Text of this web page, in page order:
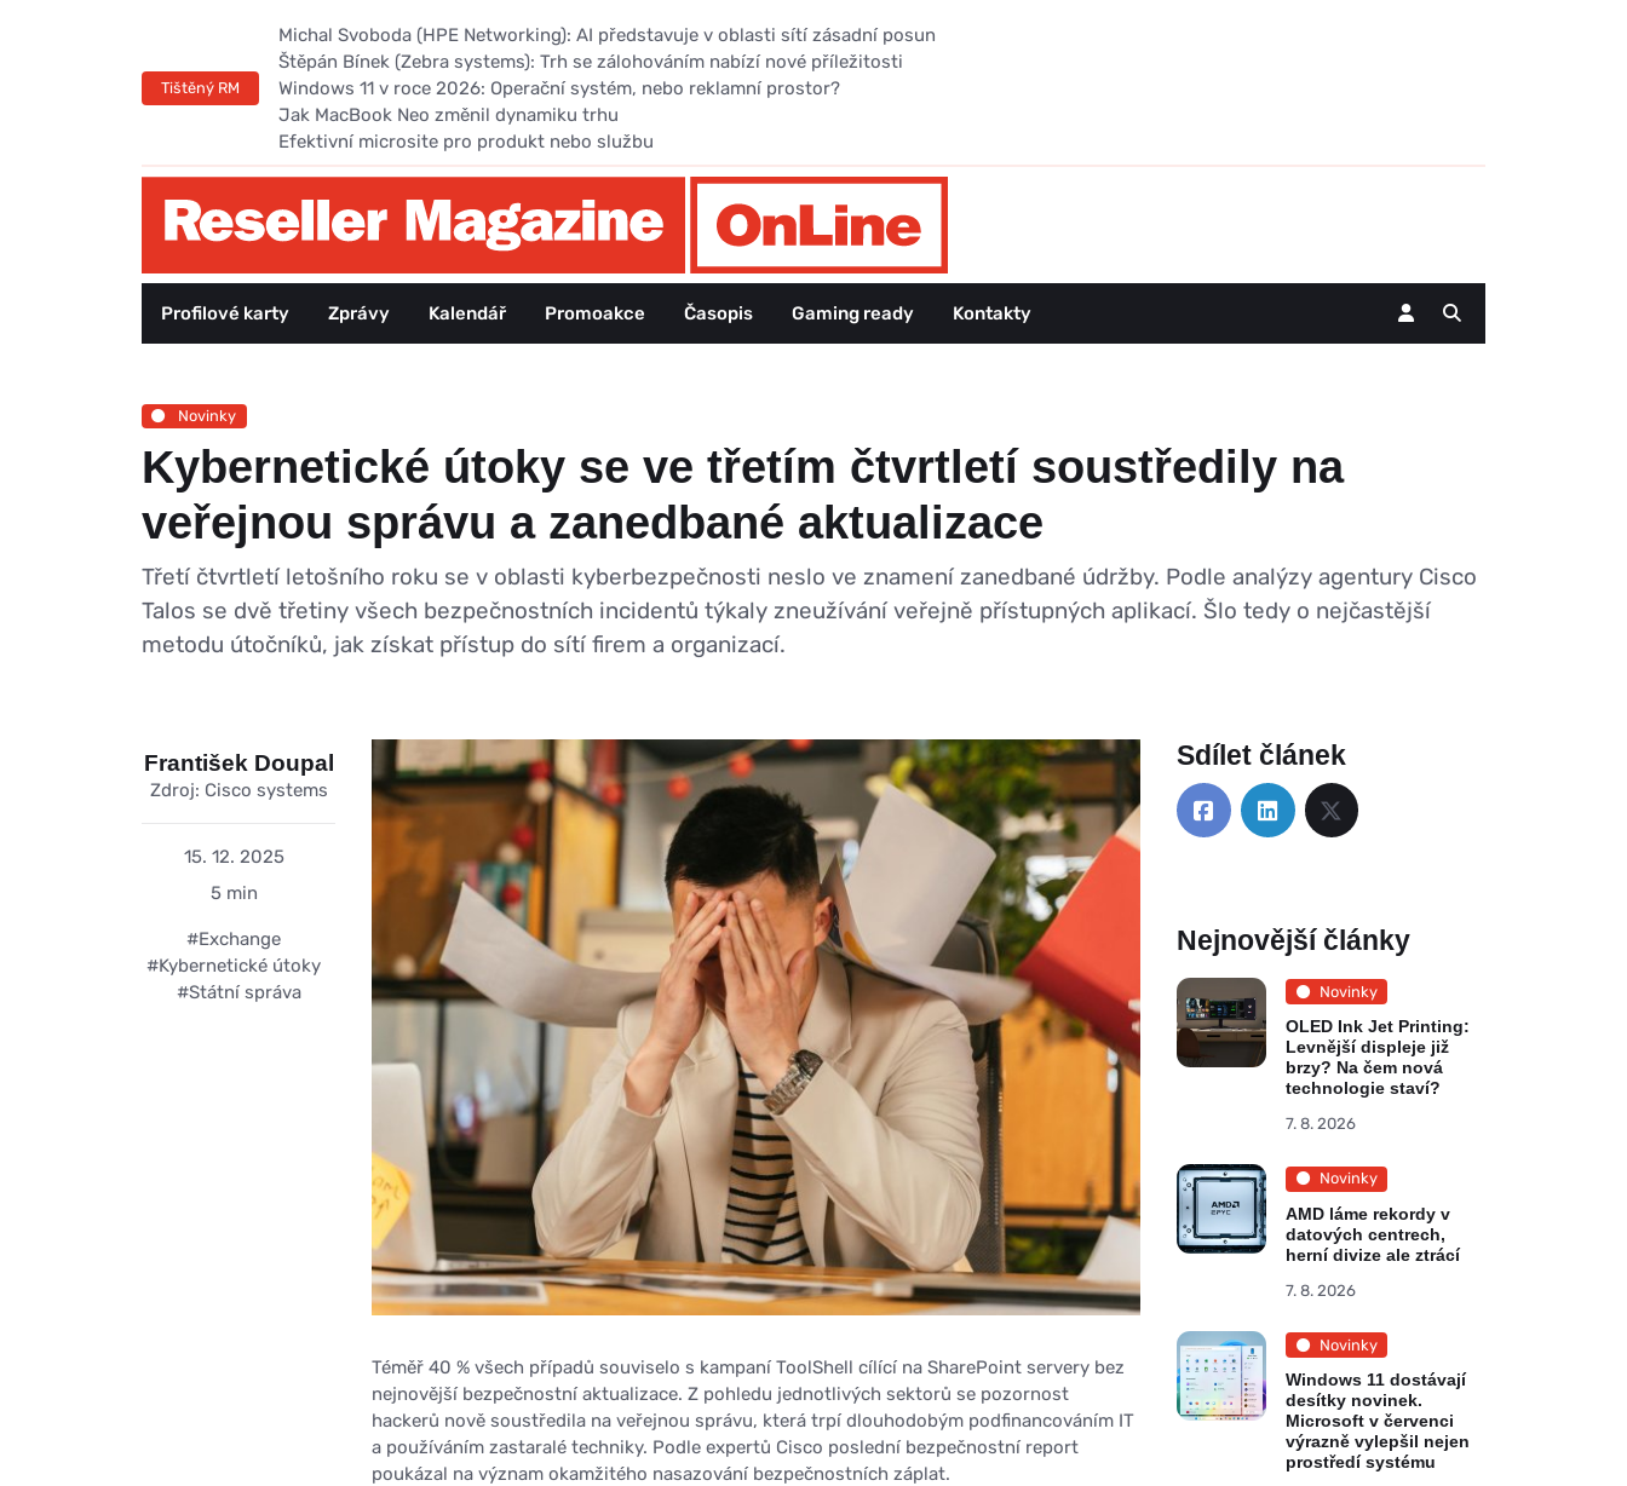
Tištěný RM
Michal Svoboda (HPE Networking): AI představuje v oblasti sítí zásadní posun
Štěpán Bínek (Zebra systems): Trh se zálohováním nabízí nové příležitosti
Windows 11 v roce 2026: Operační systém, nebo reklamní prostor?
Jak MacBook Neo změnil dynamiku trhu
Efektivní microsite pro produkt nebo službu
Profilové karty Zprávy Kalendář Promoakce Časopis Gaming ready Kontakty
Novinky
Kybernetické útoky se ve třetím čtvrtletí soustředily na
veřejnou správu a zanedbané aktualizace
Třetí čtvrtletí letošního roku se v oblasti kyberbezpečnosti neslo ve znamení zanedbané údržby. Podle analýzy agentury Cisco
Talos se dvě třetiny všech bezpečnostních incidentů týkaly zneužívání veřejně přístupných aplikací. Šlo tedy o nejčastější
metodu útočníků, jak získat přístup do sítí firem a organizací.
František Doupal
Zdroj: Cisco systems
15. 12. 2025
5 min
#Exchange
#Kybernetické útoky
#Státní správa
Téměř 40 % všech případů souviselo s kampaní ToolShell cílící na SharePoint servery bez
nejnovější bezpečnostní aktualizace. Z pohledu jednotlivých sektorů se pozornost
hackerů nově soustředila na veřejnou správu, která trpí dlouhodobým podfinancováním IT
a používáním zastaralé techniky. Podle expertů Cisco poslední bezpečnostní report
poukázal na význam okamžitého nasazování bezpečnostních záplat.
Sdílet článek
Nejnovější články
Novinky
OLED Ink Jet Printing:
Levnější displeje již
brzy? Na čem nová
technologie staví?
7. 8. 2026
Novinky
AMD láme rekordy v
datových centrech,
herní divize ale ztrácí
7. 8. 2026
Novinky
Windows 11 dostávají
desítky novinek.
Microsoft v červenci
výrazně vylepšil nejen
prostředí systému